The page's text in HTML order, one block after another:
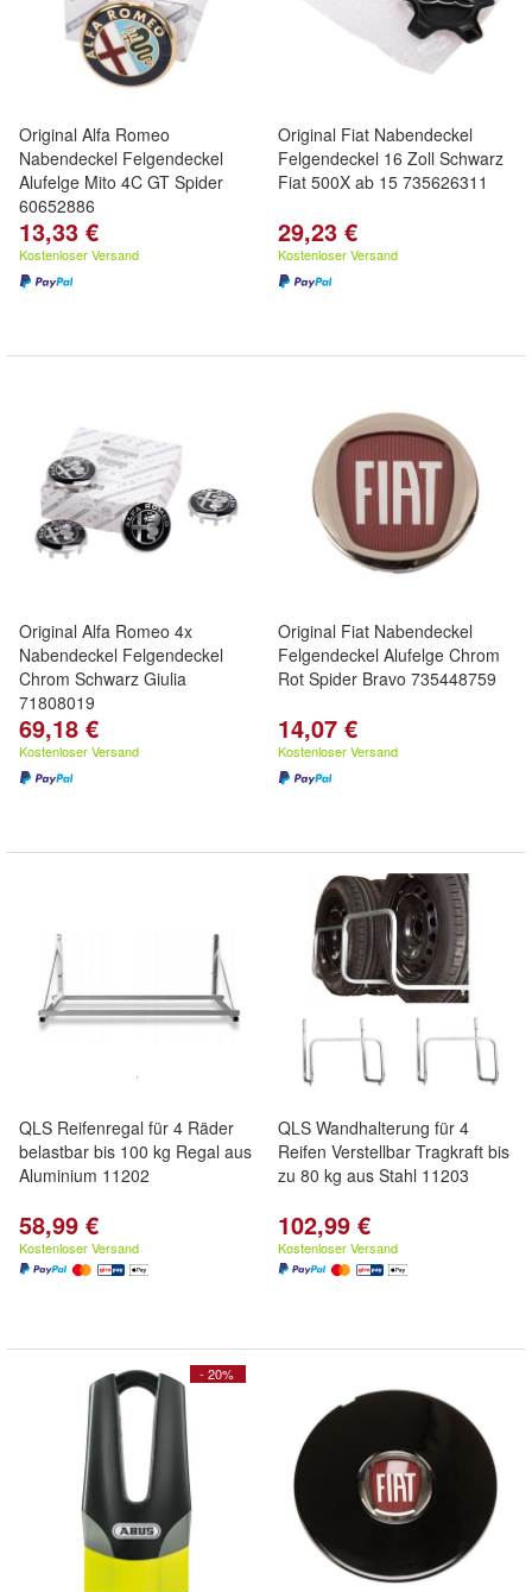
Original Alfa Romeo
Nabendeckel Felgendeckel
Alufelge Mito 4C GT Spider
60652886
13,33 €
Kostenloser Versand
Original Fiat Nabendeckel
Felgendeckel 16 Zoll Schwarz
Fiat 500X ab 15 735626311
29,23 €
Kostenloser Versand
Original Alfa Romeo 4x
Nabendeckel Felgendeckel
Chrom Schwarz Giulia
71808019
69,18 €
Kostenloser Versand
Original Fiat Nabendeckel
Felgendeckel Alufelge Chrom
Rot Spider Bravo 735448759
14,07 €
Kostenloser Versand
QLS Reifenregal für 4 Räder
belastbar bis 100 kg Regal aus
Aluminium 11202
58,99 €
Kostenloser Versand
QLS Wandhalterung für 4
Reifen Verstellbar Tragkraft bis
zu 80 kg aus Stahl 11203
102,99 €
Kostenloser Versand
- 20%